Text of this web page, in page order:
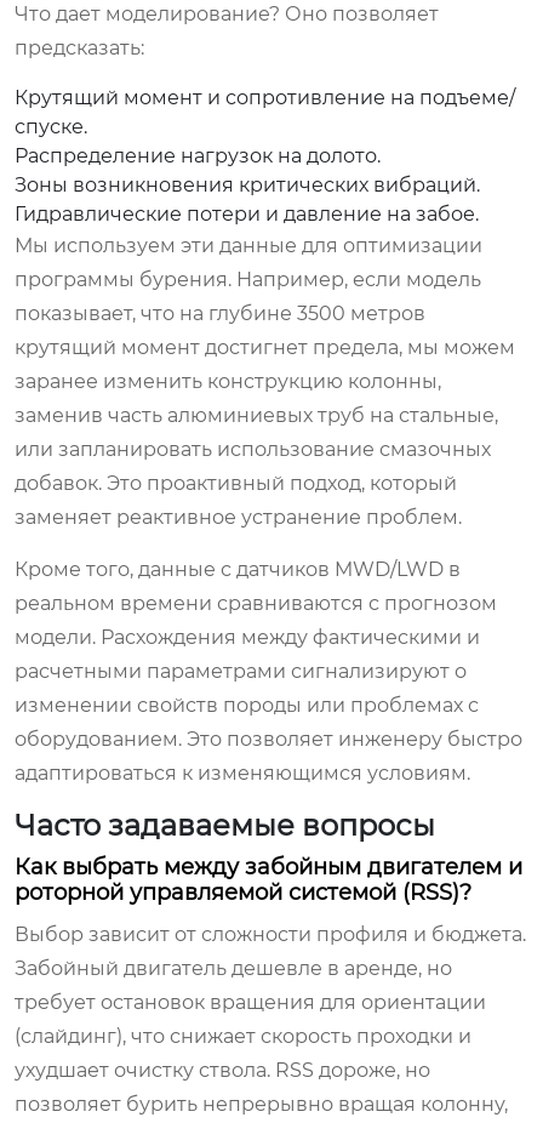
Что дает моделирование? Оно позволяет
предсказать:
Крутящий момент и сопротивление на подъеме/
спуске.
Распределение нагрузок на долото.
Зоны возникновения критических вибраций.
Гидравлические потери и давление на забое.
Мы используем эти данные для оптимизации
программы бурения. Например, если модель
показывает, что на глубине 3500 метров
крутящий момент достигнет предела, мы можем
заранее изменить конструкцию колонны,
заменив часть алюминиевых труб на стальные,
или запланировать использование смазочных
добавок. Это проактивный подход, который
заменяет реактивное устранение проблем.
Кроме того, данные с датчиков MWD/LWD в
реальном времени сравниваются с прогнозом
модели. Расхождения между фактическими и
расчетными параметрами сигнализируют о
изменении свойств породы или проблемах с
оборудованием. Это позволяет инженеру быстро
адаптироваться к изменяющимся условиям.
Часто задаваемые вопросы
Как выбрать между забойным двигателем и
роторной управляемой системой (RSS)?
Выбор зависит от сложности профиля и бюджета.
Забойный двигатель дешевле в аренде, но
требует остановок вращения для ориентации
(слайдинг), что снижает скорость проходки и
ухудшает очистку ствола. RSS дороже, но
позволяет бурить непрерывно вращая колонну,